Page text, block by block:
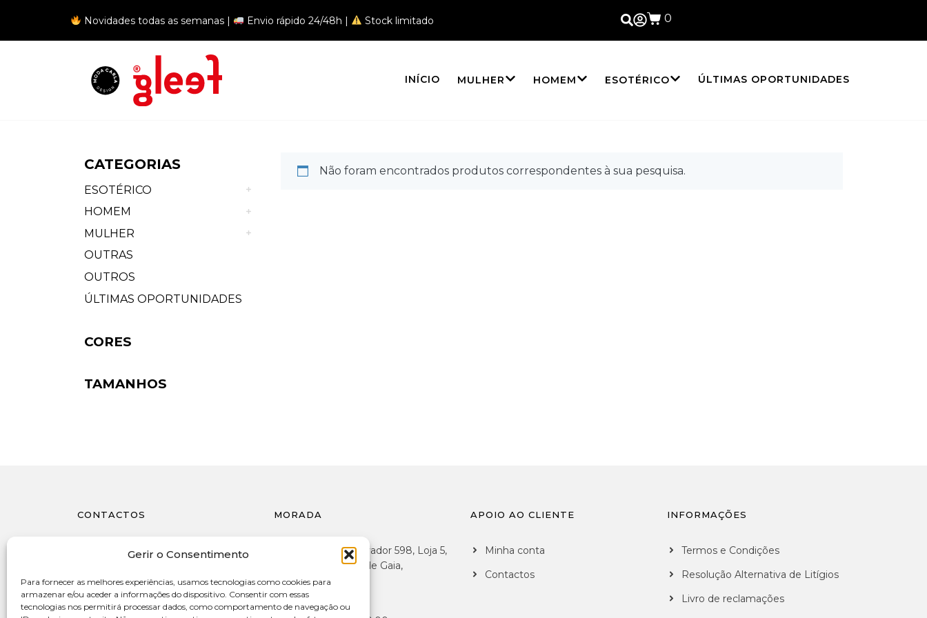
Gerir o Consentimento
Para fornecer as melhores experiências, usamos tecnologias como cookies para
armazenar e/ou aceder a informações do dispositivo. Consentir com essas
tecnologias nos permitirá processar dados, como comportamento de navegação ou
Novidades todas as semanas | Envio rápido 24/48h | Stock limitado 0
INÍCIO MULHER HOMEM ESOTÉRICO ÚLTIMAS OPORTUNIDADES
Não foram encontrados produtos correspondentes à sua pesquisa.
CATEGORIAS
ESOTÉRICO
HOMEM
MULHER
OUTRAS
OUTROS
ÚLTIMAS OPORTUNIDADES
CORES
TAMANHOS
CONTACTOS
962 860 514
geral@gleef.pt
MORADA
Avenida de São Salvador 598, Loja 5,
4415-557 Vila Nova de Gaia,
Portugal
APOIO AO CLIENTE
Minha conta
Contactos
INFORMAÇÕES
Termos e Condições
Resolução Alternativa de Litígios
Livro de reclamações